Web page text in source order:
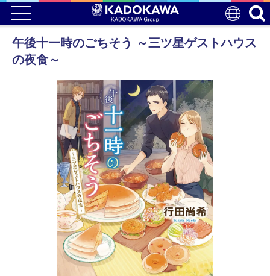
午後十一時のごちそう ～三ツ星ゲストハウス
の夜食～